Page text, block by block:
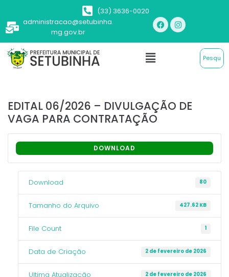
(33) 3636-0020
administracao@setubinha.
mg.gov.br
EDITAL 06/2026 – DIVULGAÇÃO DE
VAGA PARA CONTRATAÇÃO
DOWNLOAD
Download 80
Tamanho do Arquivo 427.62 KB
File Count 1
Data de Criação 2 de fevereiro de 2026
Ultima Atualização 2 de fevereiro de 2026